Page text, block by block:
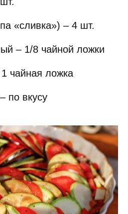
«сливка») – 4 шт.
– 1/8 чайной ложки
чайная ложка
по вкусу